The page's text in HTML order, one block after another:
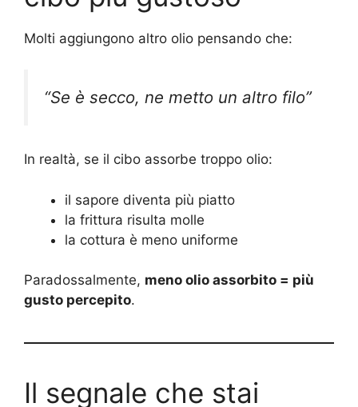
Molti aggiungono altro olio pensando che:
“Se è secco, ne metto un altro filo”
In realtà, se il cibo assorbe troppo olio:
il sapore diventa più piatto
la frittura risulta molle
la cottura è meno uniforme
Paradossalmente, meno olio assorbito = più
gusto percepito.
Il segnale che stai